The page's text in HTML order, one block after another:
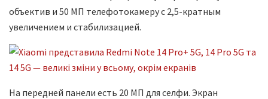
объектив и 50 МП телефотокамеру с 2,5-кратным
увеличением и стабилизацией.
На передней панели есть 20 МП для селфи. Экран